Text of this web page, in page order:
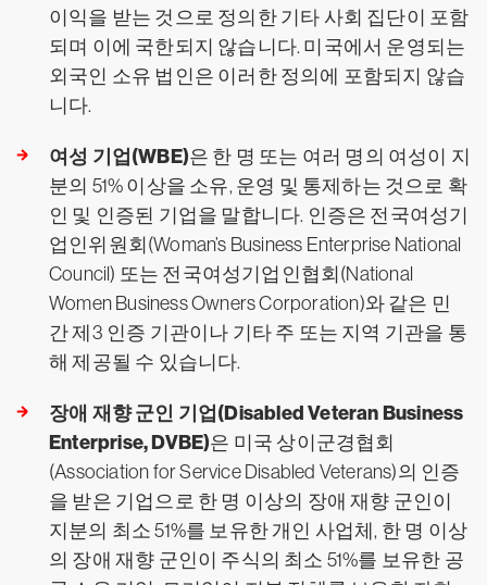
이익을 받는 것으로 정의한 기타 사회 집단이 포함
되며 이에 국한되지 않습니다. 미국에서 운영되는
외국인 소유 법인은 이러한 정의에 포함되지 않습
니다.
여성 기업(WBE)은 한 명 또는 여러 명의 여성이 지
분의 51% 이상을 소유, 운영 및 통제하는 것으로 확
인 및 인증된 기업을 말합니다. 인증은 전국여성기
업인위원회(Woman’s Business Enterprise National
Council) 또는 전국여성기업인협회(National
Women Business Owners Corporation)와 같은 민
간 제3 인증 기관이나 기타 주 또는 지역 기관을 통
해 제공될 수 있습니다.
장애 재향 군인 기업(Disabled Veteran Business
Enterprise, DVBE)은 미국 상이군경협회
(Association for Service Disabled Veterans)의 인증
을 받은 기업으로 한 명 이상의 장애 재향 군인이
지분의 최소 51%를 보유한 개인 사업체, 한 명 이상
의 장애 재향 군인이 주식의 최소 51%를 보유한 공